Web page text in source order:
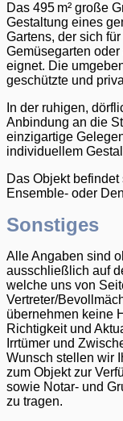
Das 495 m² große
Gestaltung eines
Gartens, der sich
Gemüsegarten
eignet. Die
geschützte und
In der ruhigen,
Anbindung an die
einzigartige
individuellem
Das Objekt
Ensemble- oder
Sonstiges
Alle Angaben sind
ausschließlich auf
welche uns von
Vertreter/
übernehmen keine
Richtigkeit und
Irrtümer und
Wunsch stellen wir
zum Objekt zur
sowie Notar- und
zu tragen.